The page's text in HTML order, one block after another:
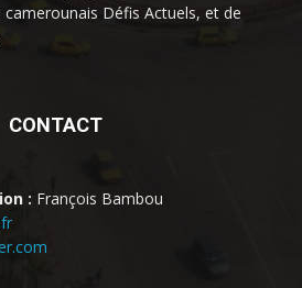
Défis Actuels, et de
CONTACT
: François Bambou